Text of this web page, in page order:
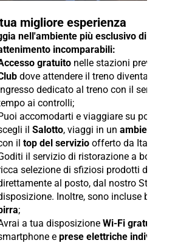
migliore esperienza
nell'ambiente più esclusivo di Italo
incomparabili:
gratuito nelle stazioni previste
dove attendere il treno diventa un
dedicato al treno con il servizio
ai controlli;
accomodarti e viaggiare su poltrone
il Salotto, viaggi in un ambiente
il top del servizio offerto da Italo;
il servizio di ristorazione a bordo
selezione di sfiziosi prodotti di
al posto, dal nostro Staff di
Inoltre, sono incluse
;
a tua disposizione Wi-Fi gratuito
e prese elettriche individuali